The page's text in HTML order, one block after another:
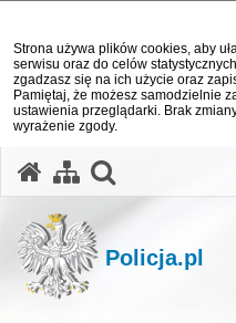
Strona używa plików cookies, aby
serwisu oraz do celów
zgadzasz się na ich użycie oraz
Pamiętaj, że możesz samodzielnie
ustawienia przeglądarki. Brak
wyrażenie zgody.
Policja.pl